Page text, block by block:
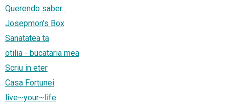
Querendo saber...
Josepmon's Box
Sanatatea ta
otilia - bucataria mea
Scriu in eter
Casa Fortunei
live~your~life